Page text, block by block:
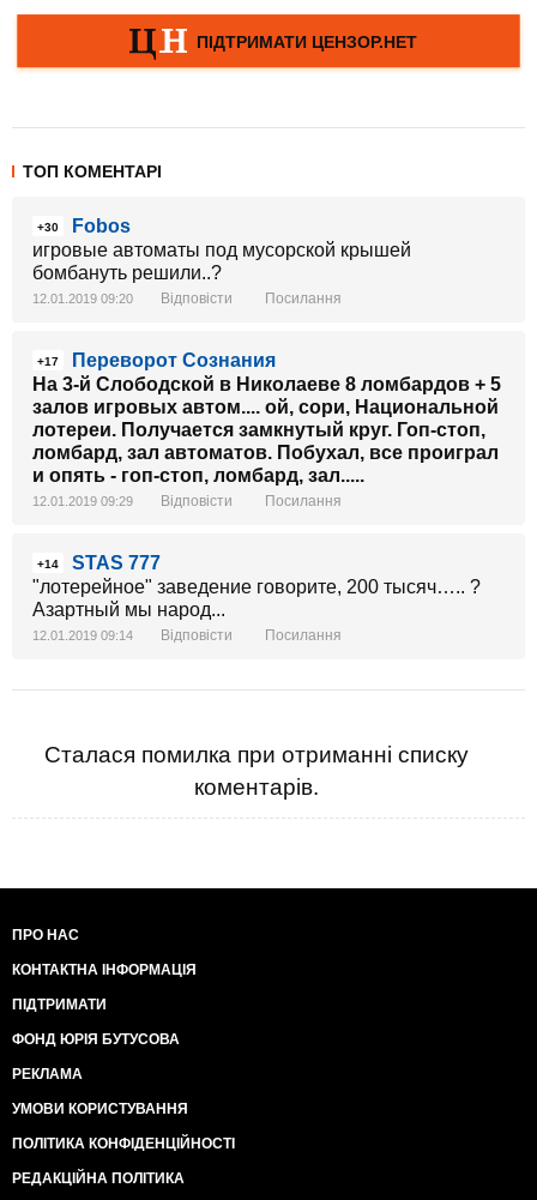
ТОП КОМЕНТАРІ
+30
Fobos
игровые автоматы под мусорской крышей
бомбануть решили..?
12.01.2019 09:20 Відповісти Посилання
+17
Переворот Сознания
На 3-й Слободской в Николаеве 8 ломбардов + 5
залов игровых автом.... ой, сори, Национальной
лотереи. Получается замкнутый круг. Гоп-стоп,
ломбард, зал автоматов. Побухал, все проиграл
и опять - гоп-стоп, ломбард, зал.....
12.01.2019 09:29 Відповісти Посилання
+14
STAS 777
"лотерейное" заведение говорите, 200 тысяч….. ?
Азартный мы народ...
12.01.2019 09:14 Відповісти Посилання
Сталася помилка при отриманні списку
коментарів.
ПРО НАС
КОНТАКТНА ІНФОРМАЦІЯ
ПІДТРИМАТИ
ФОНД ЮРІЯ БУТУСОВА
РЕКЛАМА
УМОВИ КОРИСТУВАННЯ
ПОЛІТИКА КОНФІДЕНЦІЙНОСТІ
РЕДАКЦІЙНА ПОЛІТИКА